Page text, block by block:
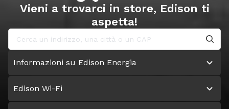
Vieni a trovarci in store, Edison ti
aspetta!
Informazioni su Edison Energia
Edison Wi-Fi